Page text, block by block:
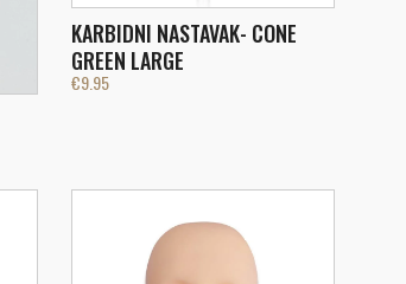
KARBIDNI NASTAVAK- CONE
GREEN LARGE
€9.95